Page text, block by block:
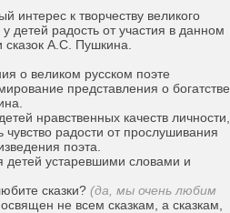
интерес к творчеству великого
детей радость от участия в данном
сказок А.С. Пушкина.
о великом русском поэте
представления о богатстве,
нравственных качеств личности,
радости от прослушивания
поэта.
устаревшими словами и
сказки? (да, мы очень любим
не всем сказкам, а сказкам,